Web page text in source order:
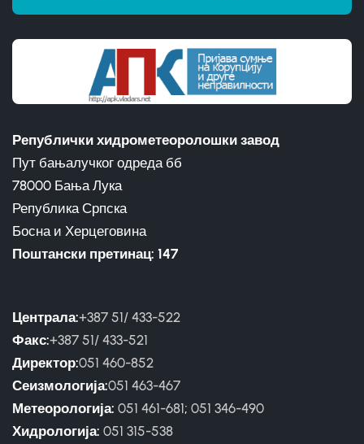
Републички хидрометеоролошки завод
Пут бањалучког одреда бб
78000 Бања Лука
Република Српска
Босна и Херцеговина
Поштански претинац: 147
Централа:+387 51/ 433-522
Факс:+387 51/ 433-521
Директор:051 460-852
Сеизмологија:051 463-467
Метеорологија: 051 461-681; 051 346-490
Хидрологија: 051 315-538